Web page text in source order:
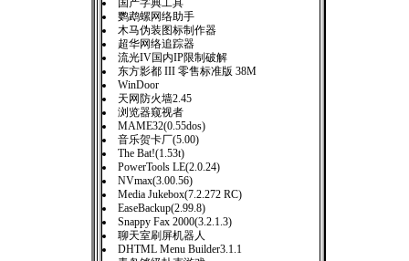
国产字典工具
鹦鹉螺网络助手
木马伪装图标制作器
超华网络追踪器
流光IV国内IP限制破解
东方影都 III 零售标准版 38M
WinDoor
天网防火墙2.45
浏览器窥视者
MAME32(0.55dos)
音乐贺卡厂(5.00)
The Bat!(1.53t)
PowerTools LE(2.0.24)
NVmax(3.00.56)
Media Jukebox(7.2.272 RC)
EaseBackup(2.99.8)
Snappy Fax 2000(3.2.1.3)
聊天室刷屏机器人
DHTML Menu Builder3.1.1